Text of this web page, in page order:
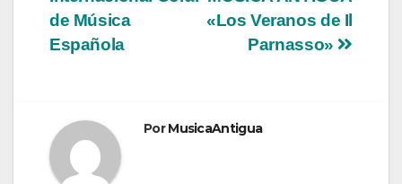
de
entradas
«Los Veranos de Il
Parnasso»
de Música
Española
PorMusicaAntigua